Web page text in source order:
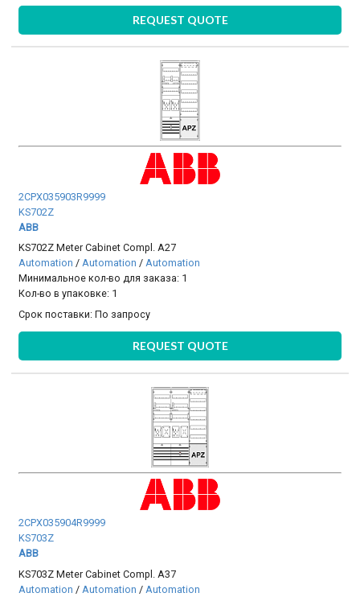
REQUEST QUOTE
2CPX035903R9999
KS702Z
ABB
KS702Z Meter Cabinet Compl. A27
Automation /Automation /Automation
Минимальное кол-во для заказа: 1
Кол-во в упаковке: 1
Срок поставки:По запросу
REQUEST QUOTE
2CPX035904R9999
KS703Z
ABB
KS703Z Meter Cabinet Compl. A37
Automation / Automation / Automation